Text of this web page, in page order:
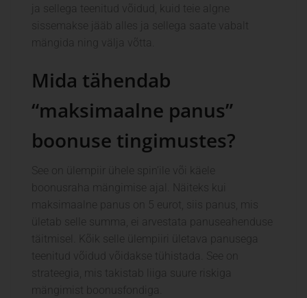
ja sellega teenitud võidud, kuid teie algne
sissemakse jääb alles ja sellega saate vabalt
mängida ning välja võtta.
Mida tähendab
“maksimaalne panus”
boonuse tingimustes?
See on ülempiir ühele spin’ile või käele
boonusraha mängimise ajal. Näiteks kui
maksimaalne panus on 5 eurot, siis panus, mis
ületab selle summa, ei arvestata panuseahenduse
täitmisel. Kõik selle ülempiiri ületava panusega
teenitud võidud võidakse tühistada. See on
strateegia, mis takistab liiga suure riskiga
mängimist boonusfondiga.